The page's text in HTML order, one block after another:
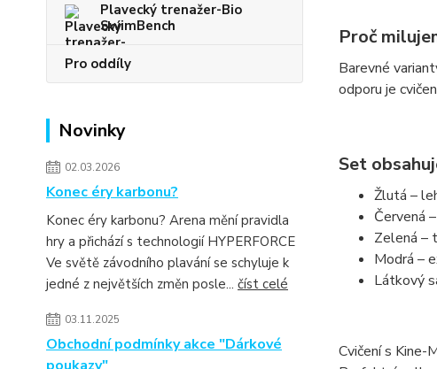
Plavecký trenažer-Bio
SwimBench
Pro oddíly
Novinky
02.03.2026
Konec éry karbonu?
Konec éry karbonu? Arena mění pravidla
hry a přichází s technologií HYPERFORCE
Ve světě závodního plavání se schyluje k
jedné z největších změn posle... číst celé
03.11.2025
Obchodní podmínky akce "Dárkové
Proč
Barevné
odporu je
Set
Žlutá –
Červená
Zelená –
Modrá –
Látkový
Cvičení s Kine-